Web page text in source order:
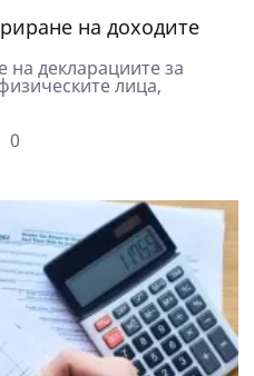
на доходите
на декларациите за
лица,
0